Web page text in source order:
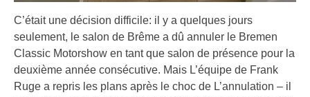
C’était une décision difficile: il y a quelques jours
seulement, le salon de Brême a dû annuler le Bremen
Classic Motorshow en tant que salon de présence pour la
deuxième année consécutive. Mais L’équipe de Frank
Ruge a repris les plans après le choc de L’annulation – il